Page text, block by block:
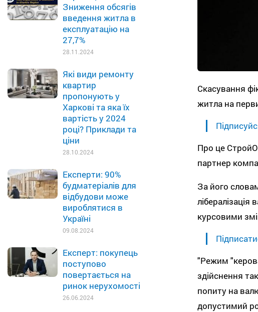
Зниження обсягів
введення житла в
експлуатацію на
27,7%
28.11.2024
Які види ремонту
квартир
пропонують у
Харкові та яка їх
вартість у 2024
році? Приклади та
ціни
28.10.2024
Експерти: 90%
будматеріалів для
відбудови може
вироблятися в
Україні
09.08.2024
Експерт: покупець
поступово
повертається на
ринок нерухомості
26.06.2024
Скасування
житла на
Про це
партнер
За його
курсовими
"Режим
здійснення
попиту на
допустимий